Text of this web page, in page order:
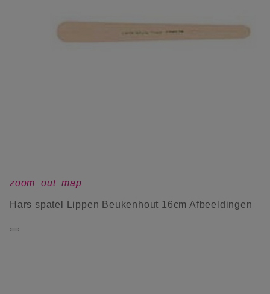
zoom_out_map
Hars spatel Lippen Beukenhout 16cm Afbeeldingen